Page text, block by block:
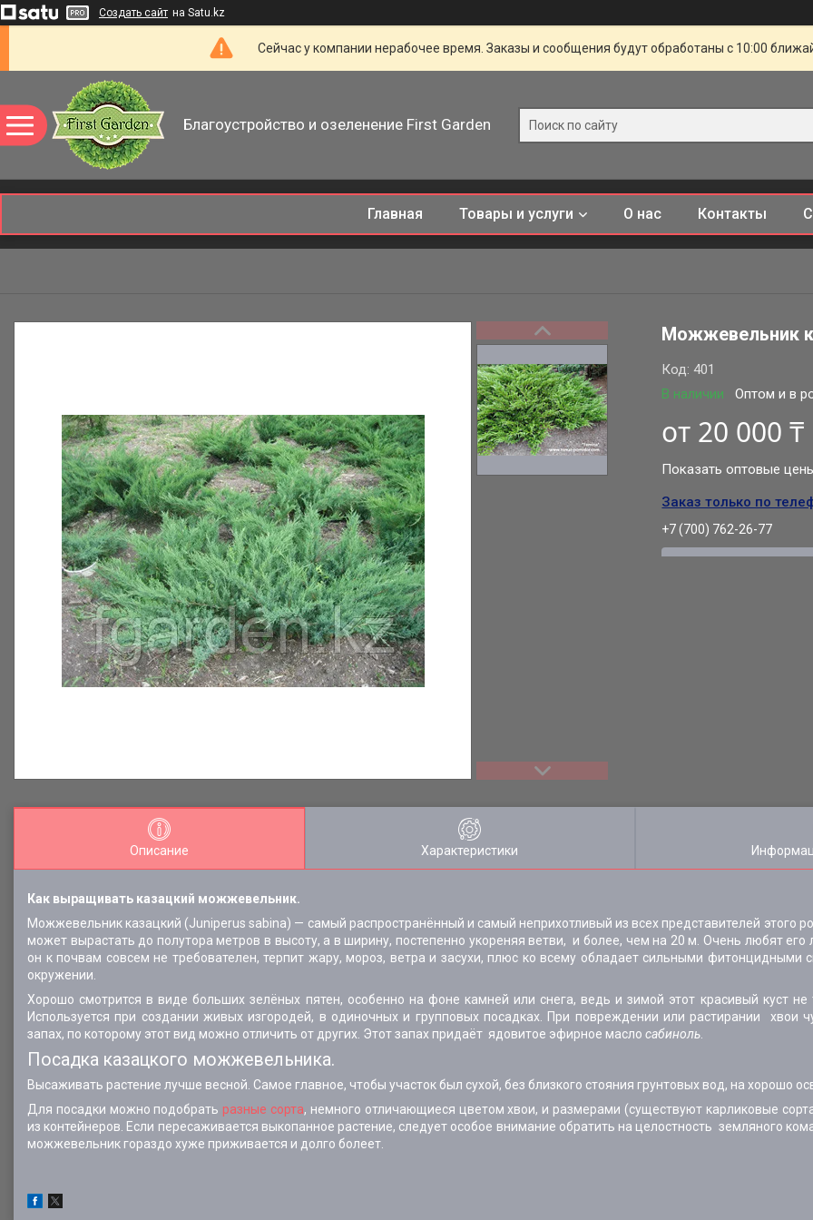
Создать сайт на Satu.kz
Сейчас у компании нерабочее время. Заказы и сообщения будут обработаны с 10:00
Благоустройство и озеленение First Garden
Главная Товары и услуги О нас Контакты
Можжевельник
В наличии Оптом и в
Код:401
от 20 000 ₸
Показать оптовые
Заказ только по
+7 (700) 762-26-77
Описание Характеристики
Как выращивать казацкий можжевельник.
Можжевельник казацкий (Juniperus sabina) — самый распространённый и самый неприхотливый из всех представителей этого
может вырастать до полутора метров в высоту, а в ширину, постепенно укореняя ветви, и более, чем на 20 м. Очень любят
он к почвам совсем не требователен, терпит жару, мороз, ветра и засухи, плюс ко всему обладает сильными фитонцидными
окружении.
Хорошо смотрится в виде больших зелёных пятен, особенно на фоне камней или снега, ведь и зимой этот красивый куст не
Используется при создании живых изгородей, в одиночных и групповых посадках. При повреждении или растирании хвои
запах, по которому этот вид можно отличить от других. Этот запах придаёт ядовитое эфирное масло сабиноль
Посадка казацкого можжевельника.
Высаживать растение лучше весной. Самое главное, чтобы участок был сухой, без близкого стояния грунтовых вод, на хорошо
Для посадки можно подобрать разные сорта, немного отличающиеся цветом хвои, и размерами (существуют карликовые
из контейнеров. Если пересаживается выкопанное растение, следует особое внимание обратить на целостность земляного
можжевельник гораздо хуже приживается и долго болеет.